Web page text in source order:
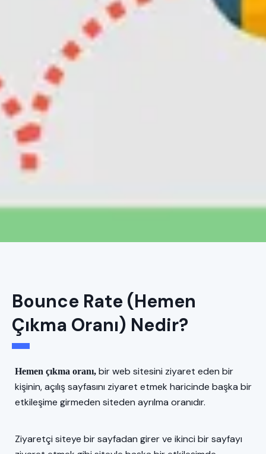
Bounce Rate (Hemen
Çıkma Oranı) Nedir?
Hemen çıkma oranı, bir web sitesini ziyaret eden bir
kişinin, açılış sayfasını ziyaret etmek haricinde başka bir
etkileşime girmeden siteden ayrılma oranıdır.
Ziyaretçi siteye bir sayfadan girer ve ikinci bir sayfayı